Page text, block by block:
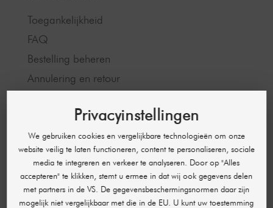
Toegankelijkheid
FAQ
Bestelling beheren
Annulering en retour
Verzending en levertijd
Openingstijden
Partnerprogramma
JURIDISCHE INFORMATIE
Privacyinstellingen
We gebruiken cookies en vergelijkbare technologieën om onze
website veilig te laten functioneren, content te personaliseren, sociale
media te integreren en verkeer te analyseren. Door op "Alles
accepteren" te klikken, stemt u ermee in dat wij ook gegevens delen
met partners in de VS. De gegevensbeschermingsnormen daar zijn
mogelijk niet vergelijkbaar met die in de EU. U kunt uw toestemming